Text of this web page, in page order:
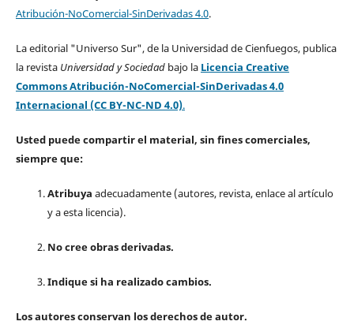
Atribución-NoComercial-SinDerivadas 4.0.
La editorial "Universo Sur", de la Universidad de Cienfuegos, publica
la revista Universidad y Sociedad bajo la Licencia Creative
Commons Atribución-NoComercial-SinDerivadas 4.0
Internacional (CC BY-NC-ND 4.0).
Usted puede compartir el material, sin fines comerciales,
siempre que:
Atribuya adecuadamente (autores, revista, enlace al artículo
y a esta licencia).
No cree obras derivadas.
Indique si ha realizado cambios.
Los autores conservan los derechos de autor.